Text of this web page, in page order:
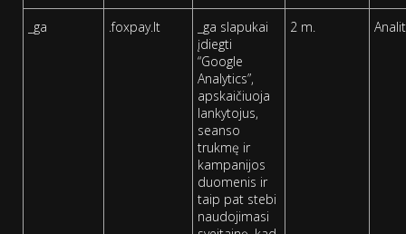
_ga .foxpay.lt
_ga slapukai
įdiegti
“Google
Analytics”,
apskaičiuoja
lankytojus,
seanso
trukmę ir
kampanijos
duomenis ir
taip pat stebi
naudojimasi
2 m.